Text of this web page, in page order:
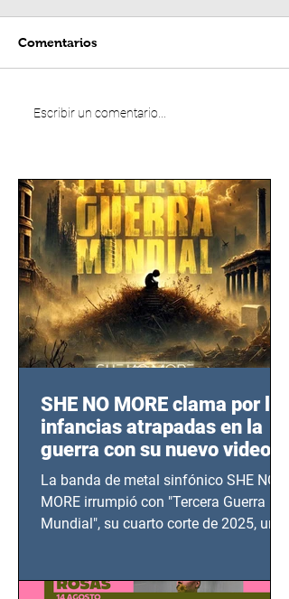
Comentarios
Escribir un comentario...
SHE NO MORE clama por las
infancias atrapadas en la
guerra con su nuevo video
TERCERA GUERRA
MUNDIAL
La banda de metal sinfónico SHE NO
MORE irrumpió con "Tercera Guerra
Mundial", su cuarto corte de 2025, un
bélicos.